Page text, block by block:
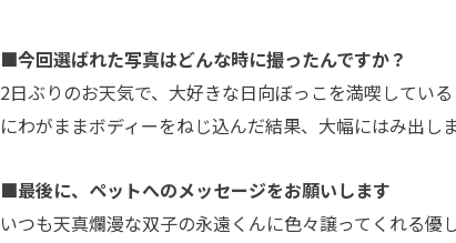
■今回選ばれた写真はどんな時に撮ったんですか？
2日ぶりのお天気で、大好きな日向ぼっこを満喫してい
にわがままボディーをねじ込んだ結果、大幅にはみ出し
■最後に、ペットへのメッセージをお願いします
いつも天真爛漫な双子の永遠くんに色々譲ってくれる